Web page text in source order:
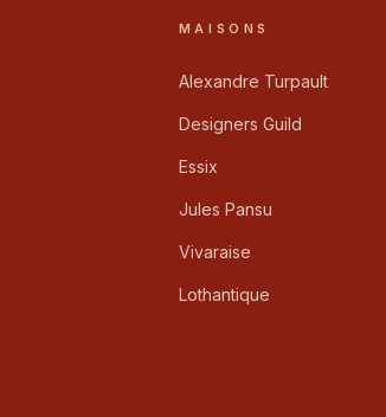
MAISONS
Alexandre Turpault
Designers Guild
Essix
Jules Pansu
Vivaraise
Lothantique